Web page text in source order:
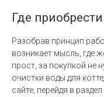
Где
Разобрав принцип
возникает мысль, где
прост, за покупкой не
очистки воды для
сайте, перейдя в